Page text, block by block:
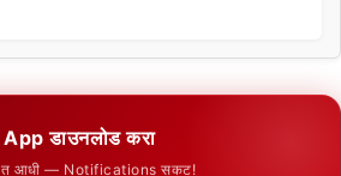
App डाउनलोड करा
आधी — Notifications सकट!